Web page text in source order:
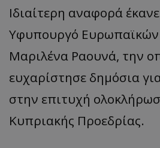
Ιδιαίτερη αναφορά
Υφυπουργό
Μαριλένα Ραουνά, την
ευχαρίστησε δημόσια
στην επιτυχή
Κυπριακής Προεδρίας.